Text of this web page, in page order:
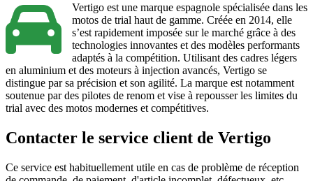
Vertigo est une marque espagnole spécialisée dans les
motos de trial haut de gamme. Créée en 2014, elle
s’est rapidement imposée sur le marché grâce à des
technologies innovantes et des modèles performants
adaptés à la compétition. Utilisant des cadres légers
en aluminium et des moteurs à injection avancés, Vertigo se
distingue par sa précision et son agilité. La marque est notamment
soutenue par des pilotes de renom et vise à repousser les limites du
trial avec des motos modernes et compétitives.
Contacter le service client de Vertigo
Ce service est habituellement utile en cas de problème de réception